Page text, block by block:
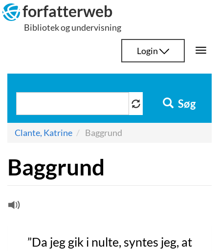
Hop
til
indhold
forfatterweb
Bibliotek og undervisning
Login
Søg
Clante, Katrine Baggrund
Baggrund
”Da jeg gik i nulte, syntes jeg, at